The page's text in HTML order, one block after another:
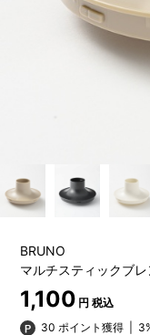
BRUNO
マルチスティックブ
1,100 円 税込
30 ポイント獲得